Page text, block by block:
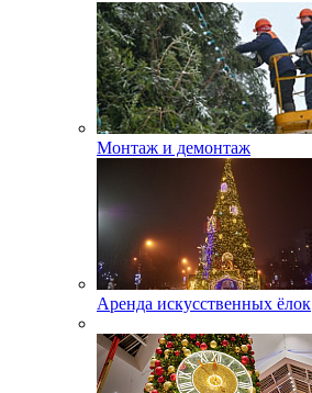
Монтаж и демонтаж
Аренда искусственных ёлок